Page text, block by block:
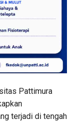
Pattimura
terjadi di tengah